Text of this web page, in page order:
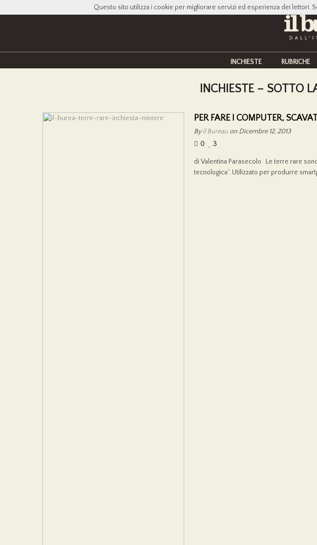
INCHIESTE RUBRICHE
INCHIESTE – SOTTO
PER FARE I COMPUTER,
Byil Bureau on Dicembre 12, 2013
0
3
di Valentina Parasecolo Le terre rare
tecnologica”. Utilizzato per produrre
Questo sito utilizza i cookie per migliorare servizi ed esperienza dei lettori.